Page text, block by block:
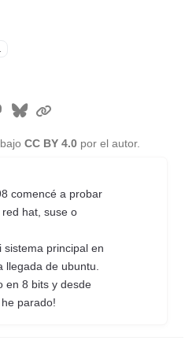
CC BY 4.0 por el autor.
comencé a probar
red hat, suse o
sistema principal en
llegada de ubuntu.
en 8 bits y desde
parado!